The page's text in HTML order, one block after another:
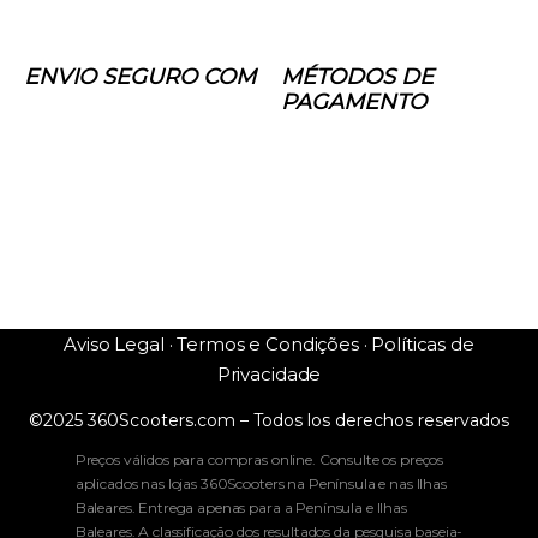
ENVIO SEGURO COM
MÉTODOS DE
PAGAMENTO
Aviso Legal · Termos e Condições · Políticas de
Privacidade
©2025 360Scooters.com – Todos los derechos reservados
Preços válidos para compras online. Consulte os preços
aplicados nas lojas 360Scooters na Península e nas Ilhas
Baleares. Entrega apenas para a Península e Ilhas
Baleares. A classificação dos resultados da pesquisa baseia-